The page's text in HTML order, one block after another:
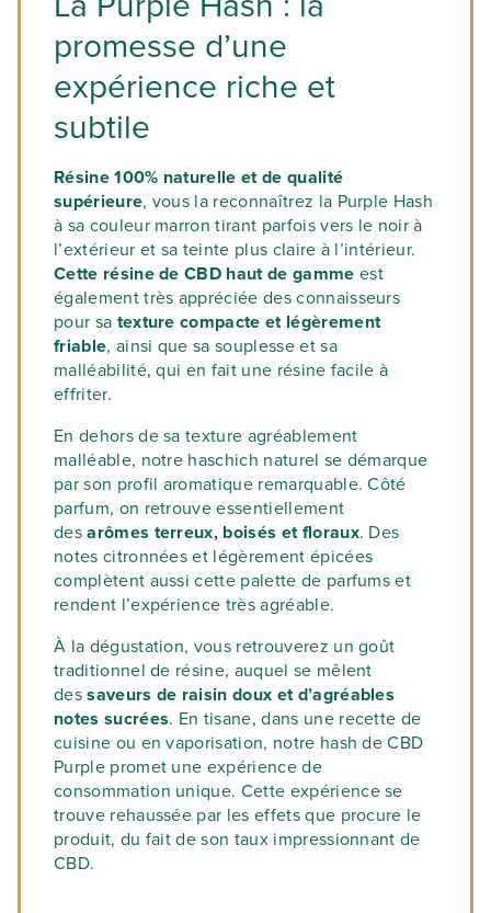
promesse d’une
expérience riche et
subtile
Résine 100% naturelle et de qualité
supérieure, vous la reconnaîtrez la Purple Hash
à sa couleur marron tirant parfois vers le noir à
l’extérieur et sa teinte plus claire à l’intérieur.
Cette résine de CBD haut de gamme est
également très appréciée des connaisseurs
pour sa texture compacte et légèrement
friable, ainsi que sa souplesse et sa
malléabilité, qui en fait une résine facile à
effriter.
En dehors de sa texture agréablement
malléable, notre haschich naturel se démarque
par son profil aromatique remarquable. Côté
parfum, on retrouve essentiellement
desarômes terreux, boisés et floraux. Des
notes citronnées et légèrement épicées
complètent aussi cette palette de parfums et
rendent l’expérience très agréable.
À la dégustation, vous retrouverez un goût
traditionnel de résine, auquel se mêlent
dessaveurs de raisin doux et d’agréables
notes sucrées. En tisane, dans une recette de
cuisine ou en vaporisation, notre hash de CBD
Purple promet une expérience de
consommation unique. Cette expérience se
trouve rehaussée par les effets que procure le
produit, du fait de son taux impressionnant de
CBD.